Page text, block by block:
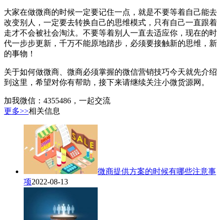
大家在做微商的时候一定要记住一点，就是不要等着自己能去
改变别人，一定要去转换自己的思维模式，只有自己一直跟着
走才不会被社会淘汰。不要等着别人一直去适应你，现在的时
代一步步更新，千万不能原地踏步，必须要接触新的思维，新
的事物！
关于如何做微商、微商必须掌握的微信营销技巧今天就先介绍
到这里，希望对你有帮助，接下来请继续关注小微货源网。
加我微信：4355486，一起交流
更多>>相关信息
微商提供方案的时候有哪些注意事
项2022-08-13